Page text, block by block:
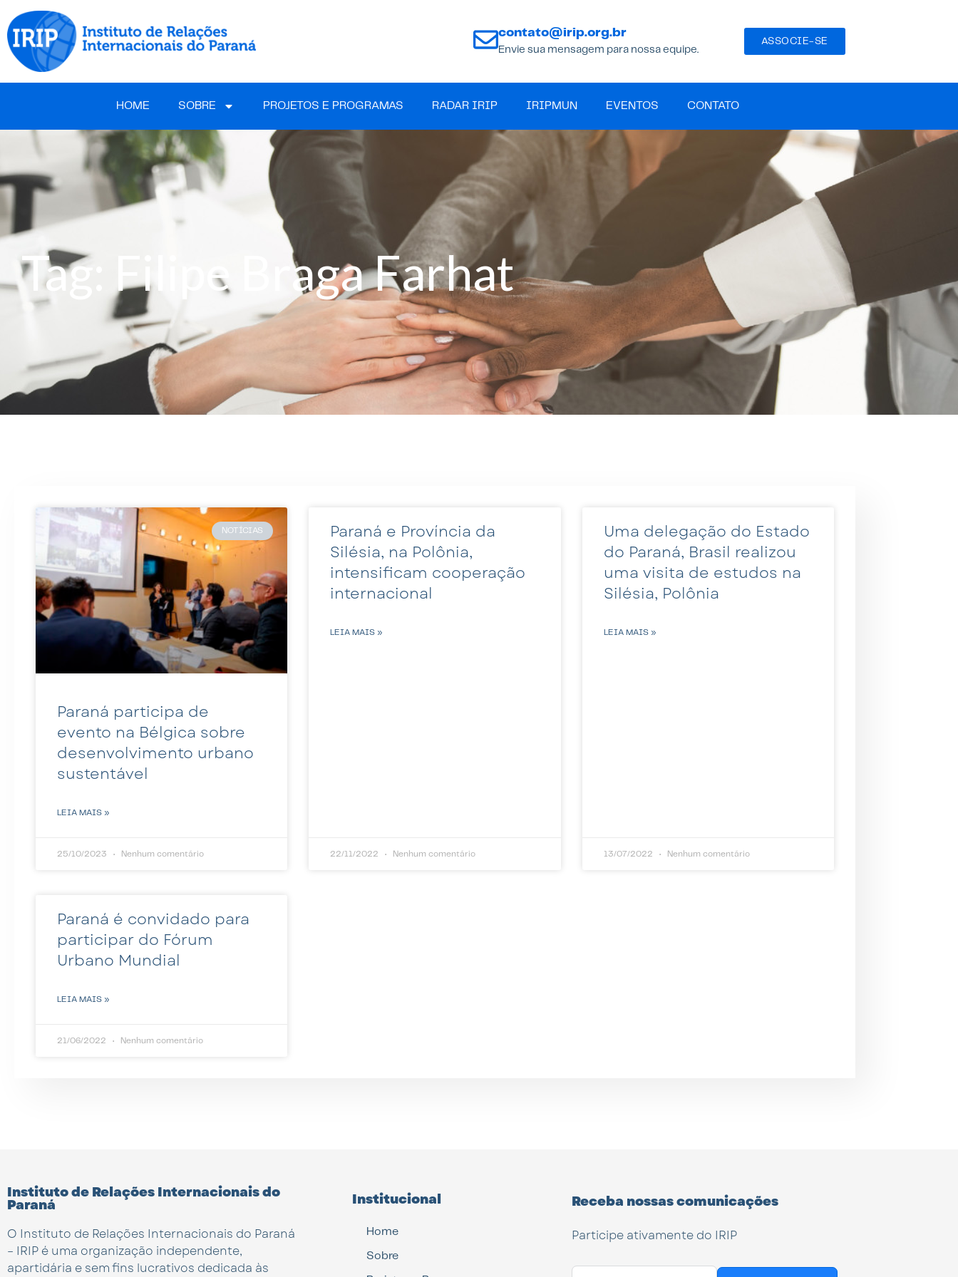
contato@irip.org.br
Envie sua mensagem para nossa equipe.
ASSOCIE-SE
HOME SOBRE PROJETOS E PROGRAMAS RADAR IRIP IRIPMUN EVENTOS CONTATO
Tag: Filipe Braga Farhat
NOTÍCIAS
Paraná participa de
evento na Bélgica sobre
desenvolvimento urbano
sustentável
LEIA MAIS »
25/10/2023 Nenhum comentário
Paraná e Província da
Silésia, na Polônia,
intensificam cooperação
internacional
LEIA MAIS »
22/11/2022 Nenhum comentário
Uma delegação do Estado
do Paraná, Brasil realizou
uma visita de estudos na
Silésia, Polônia
LEIA MAIS »
13/07/2022 Nenhum comentário
Paraná é convidado para
participar do Fórum
Urbano Mundial
LEIA MAIS »
21/06/2022 Nenhum comentário
Instituto de Relações Internacionais do
Paraná
O Instituto de Relações Internacionais do Paraná
– IRIP é uma organização independente,
apartidária e sem fins lucrativos dedicada às
Institucional
Home
Sobre
Receba nossas comunicações
Participe ativamente do IRIP